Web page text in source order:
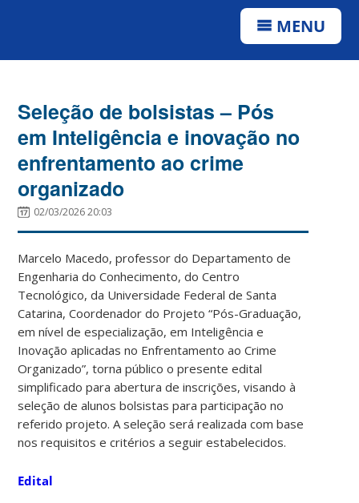
MENU
Seleção de bolsistas – Pós
em Inteligência e inovação no
enfrentamento ao crime
organizado
02/03/2026 20:03
Marcelo Macedo, professor do Departamento de
Engenharia do Conhecimento, do Centro
Tecnológico, da Universidade Federal de Santa
Catarina, Coordenador do Projeto “Pós-Graduação,
em nível de especialização, em Inteligência e
Inovação aplicadas no Enfrentamento ao Crime
Organizado”, torna público o presente edital
simplificado para abertura de inscrições, visando à
seleção de alunos bolsistas para participação no
referido projeto. A seleção será realizada com base
nos requisitos e critérios a seguir estabelecidos.
Edital